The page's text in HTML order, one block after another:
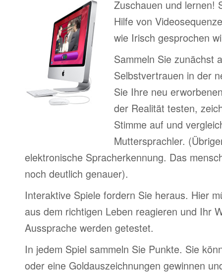
Zuschauen und lernen!
Hilfe von
wie Irisch gesprochen
Sammeln Sie zunächst
Selbstvertrauen in der
Sie Ihre neu
der Realität testen,
Stimme auf und
Muttersprachler.
elektronische Spracherkennung. Das
noch deutlich genauer).
Interaktive Spiele fordern Sie heraus. Hier
aus dem richtigen Leben reagieren und Ihr
Aussprache werden getestet.
In jedem Spiel sammeln Sie Punkte. Sie
oder eine Goldauszeichnungen gewinnen